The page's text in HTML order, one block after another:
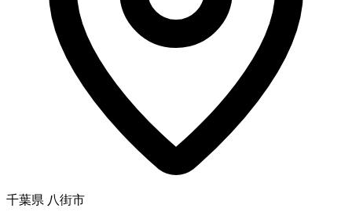
千葉県 八街市